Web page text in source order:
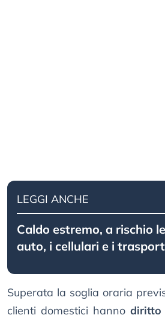
LEGGI ANCHE
Caldo estremo, a rischio
auto, i cellulari e i
Superata la soglia oraria
clienti domestici hanno diritto